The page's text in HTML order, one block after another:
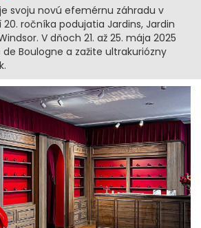
svoju novú efemérnu záhradu v
ročníka podujatia Jardins, Jardin
V dňoch 21. až 25. mája 2025
Boulogne a zažite ultrakuriózny